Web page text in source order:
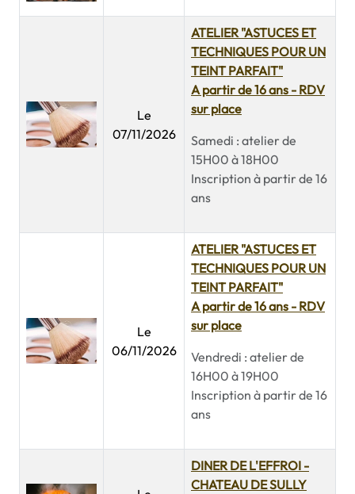
Le
07/11/2026
ATELIER "ASTUCES ET
TECHNIQUES POUR UN
TEINT PARFAIT"
A partir de 16 ans - RDV
sur place
Samedi : atelier de
15H00 à 18H00
Inscription à partir de 16
ans
Le
06/11/2026
ATELIER "ASTUCES ET
TECHNIQUES POUR UN
TEINT PARFAIT"
A partir de 16 ans - RDV
sur place
Vendredi : atelier de
16H00 à 19H00
Inscription à partir de 16
ans
DINER DE L'EFFROI -
CHATEAU DE SULLY